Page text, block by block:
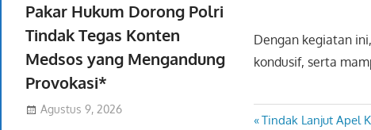
Dengan kegiatan
kondusif, serta
Navigasi
Previous
Tindak Lanjut Apel
Pakar Hukum Dorong Polri
Tindak Tegas Konten
Medsos yang Mengandung
Provokasi*
Agustus 9, 2026